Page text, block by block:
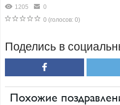
1205
0
0 (голосов: 0)
Поделись в
Похожие